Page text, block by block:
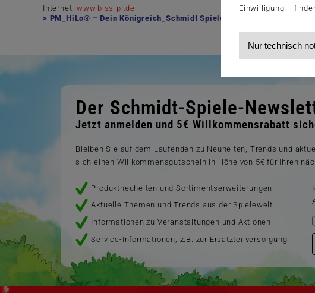
Einwilligung –
Nur technisch
Internet: www.biss-pr.de
PM_HiLo® – Dein Königreich_Schmidt Spiele.pdf
Der Schmidt-Spiele-
Jetzt anmelden und 5€ Willkommensrabatt
Bleiben Sie auf dem Laufenden zu Neuheiten, Trends und
sich einen Willkommensgutschein in Höhe von 5€ für Ihren
Produktneuheiten und Sortimentserweiterungen
Aktuelle Themen und Trends aus der Spielewelt
Informationen zu Veranstaltungen und Aktionen
Service-Informationen, z.B. zur Ersatzteilversorgung